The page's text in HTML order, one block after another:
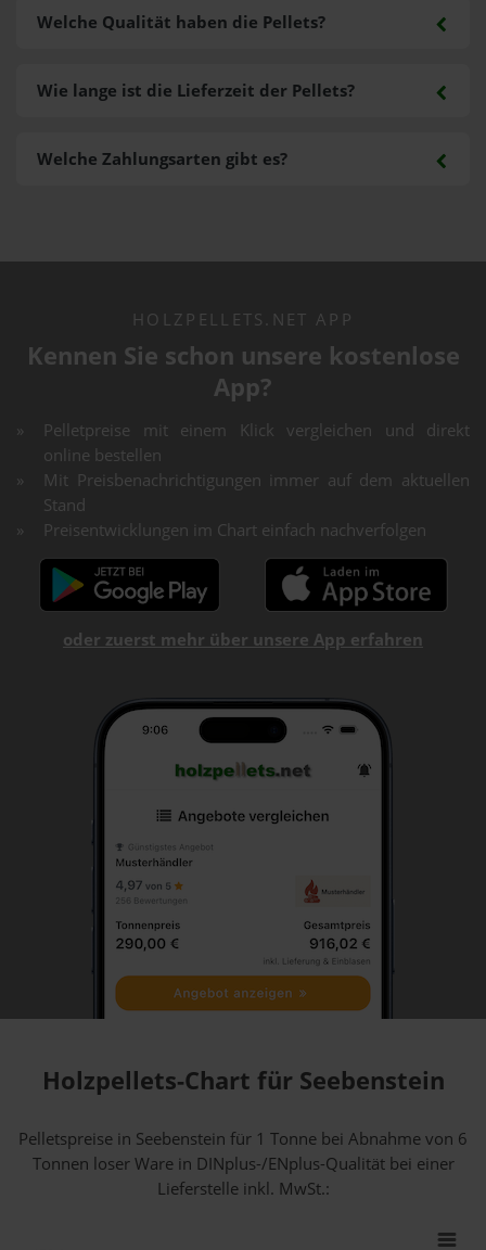
Welche Zahlungsarten gibt es?
Welche Qualität haben die Pellets?
Wie lange ist die Lieferzeit der Pellets?
HOLZPELLETS.NET APP
Kennen Sie schon unsere kostenlose
App?
Pelletpreise mit einem Klick vergleichen und direkt
online bestellen
Mit Preisbenachrichtigungen immer auf dem aktuellen
Stand
Preisentwicklungen im Chart einfach nachverfolgen
oder zuerst mehr über unsere App erfahren
Holzpellets-Chart für Seebenstein
Pelletspreise in Seebenstein für 1 Tonne bei Abnahmevon 6
Tonnen loser Warein DINplus-/ENplus-Qualität bei einer
Lieferstelle inkl. MwSt.: